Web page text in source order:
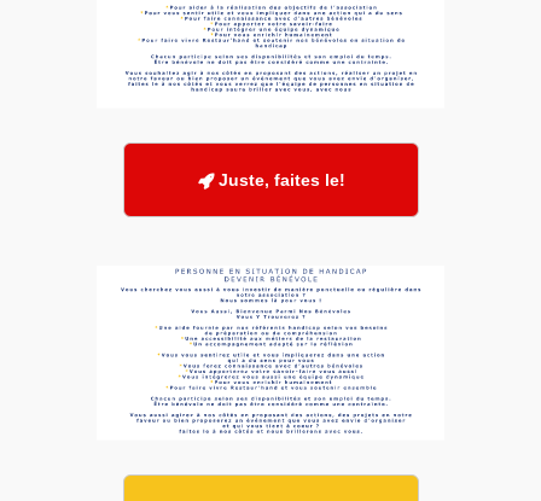
Juste, faites le!